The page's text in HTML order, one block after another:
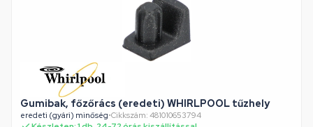
Gumibak, főzőrács (eredeti) WHIRLPOOL tűzhely
eredeti (gyári) minőség•Cikkszám: 481010653794